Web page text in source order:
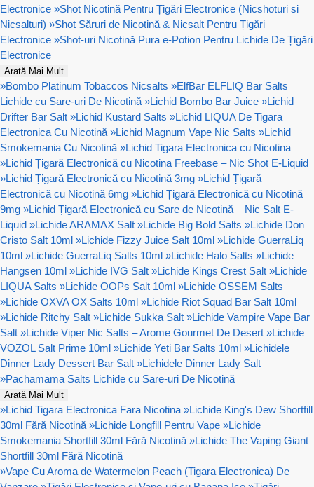
Electronice »Shot Nicotină Pentru Țigări Electronice (Nicshoturi si
Nicsalturi) »Shot Săruri de Nicotină & Nicsalt Pentru Țigări
Electronice »Shot-uri Nicotină Pura e-Potion Pentru Lichide De Țigări
Electronice
Arată Mai Mult
»Bombo Platinum Tobaccos Nicsalts »ElfBar ELFLIQ Bar Salts
Lichide cu Sare-uri De Nicotină »Lichid Bombo Bar Juice »Lichid
Drifter Bar Salt »Lichid Kustard Salts »Lichid LIQUA De Tigara
Electronica Cu Nicotină »Lichid Magnum Vape Nic Salts »Lichid
Smokemania Cu Nicotină »Lichid Tigara Electronica cu Nicotina
»Lichid Țigară Electronică cu Nicotina Freebase – Nic Shot E-Liquid
»Lichid Țigară Electronică cu Nicotină 3mg »Lichid Țigară
Electronică cu Nicotină 6mg »Lichid Țigară Electronică cu Nicotină
9mg »Lichid Țigară Electronică cu Sare de Nicotină – Nic Salt E-
Liquid »Lichide ARAMAX Salt »Lichide Big Bold Salts »Lichide Don
Cristo Salt 10ml »Lichide Fizzy Juice Salt 10ml »Lichide GuerraLiq
10ml »Lichide GuerraLiq Salts 10ml »Lichide Halo Salts »Lichide
Hangsen 10ml »Lichide IVG Salt »Lichide Kings Crest Salt »Lichide
LIQUA Salts »Lichide OOPs Salt 10ml »Lichide OSSEM Salts
»Lichide OXVA OX Salts 10ml »Lichide Riot Squad Bar Salt 10ml
»Lichide Ritchy Salt »Lichide Sukka Salt »Lichide Vampire Vape Bar
Salt »Lichide Viper Nic Salts – Arome Gourmet De Desert »Lichide
VOZOL Salt Prime 10ml »Lichide Yeti Bar Salts 10ml »Lichidele
Dinner Lady Dessert Bar Salt »Lichidele Dinner Lady Salt
»Pachamama Salts Lichide cu Sare-uri De Nicotină
Arată Mai Mult
»Lichid Tigara Electronica Fara Nicotina »Lichide King's Dew Shortfill
30ml Fără Nicotină »Lichide Longfill Pentru Vape »Lichide
Smokemania Shortfill 30ml Fără Nicotină »Lichide The Vaping Giant
Shortfill 30ml Fără Nicotină
»Vape Cu Aroma de Watermelon Peach (Tigara Electronica) De